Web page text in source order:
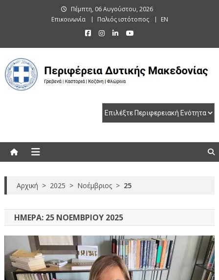
Πέμπτη, 06 Αυγούστου, 2026
Επικοινωνία
Παλιός ιστότοπος EN
Αρχική > 2025 > Νοέμβριος > 25
ΗΜΈΡΑ: 25 ΝΟΕΜΒΡΊΟΥ 2025